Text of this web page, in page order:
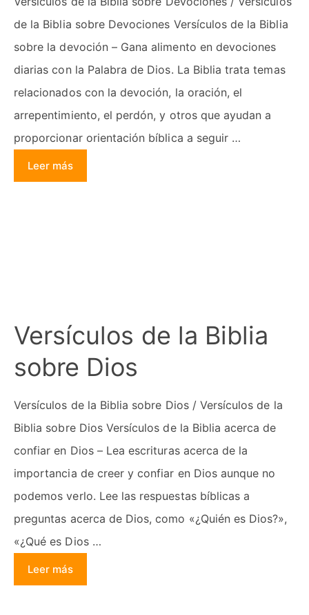
de la Biblia sobre Devociones Versículos de la Biblia
sobre la devoción – Gana alimento en devociones
diarias con la Palabra de Dios. La Biblia trata temas
relacionados con la devoción, la oración, el
arrepentimiento, el perdón, y otros que ayudan a
proporcionar orientación bíblica a seguir …
Leer más
Versículos de la Biblia
sobre Dios
Versículos de la Biblia sobre Dios / Versículos de la
Biblia sobre Dios Versículos de la Biblia acerca de
confiar en Dios – Lea escrituras acerca de la
importancia de creer y confiar en Dios aunque no
podemos verlo. Lee las respuestas bíblicas a
preguntas acerca de Dios, como «¿Quién es Dios?»,
«¿Qué es Dios …
Leer más